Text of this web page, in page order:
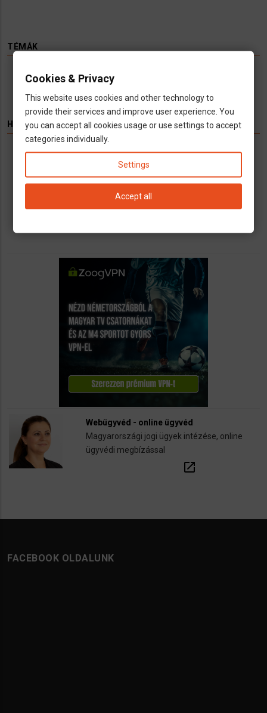
TÉMÁK
Hírek Infók Videó
HIRDETÉS
Könyvelés kizárólag cégeknek
Vállalkozások számára kínálunk teljeskörű
könyvelési és adószakügyvédi
szolgáltatásokat
Webügyvéd - online ügyvéd
Magyarországi jogi ügyek intézése, online
ügyvédi megbízással
open_in_new
FACEBOOK OLDALUNK
Cookies & Privacy
This website uses cookies and other technology to
provide their services and improve user experience. You
you can accept all cookies usage or use settings to accept
categories individually.
Settings
Accept all